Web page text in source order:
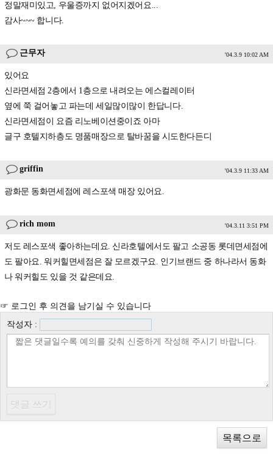
정말재미있고, 우울증까지 없어지겠어요...
감사~~~ 합니다.
근무자 '04.3.9 10:02 AM
있어요
신라면세점 2층에서 1층으로 내려오는 에스컬레이터
옆에 쭉 걸어놓고 파는데 세일많이많이 한답니다.
신라면세점이 요즘 리노베이션중이죠 아마
글구 호텔지하층도 명품매장으로 탈바꿈을 시도한다든디
griffin '04.3.9 11:33 AM
광화문 동화면세점에 레스포색 매장 있어요.
rich mom '04.3.11 3:51 PM
저도 레스포색 좋아하는데요. 신라호텔에서도 팔고 소공동 롯데면세점에
도 팔아요. 워커힐면세점은 잘 모르겠구요. 인기브랜드 중 하나라서 동화
나 워커힐도 있을 것 같은데요.
☞ 로그인 후 의견을 남기실 수 있습니다
작성자 :
목록으로